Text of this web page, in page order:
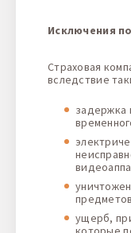
Исключения
Страховая
вследствие
задержка
ущерб,